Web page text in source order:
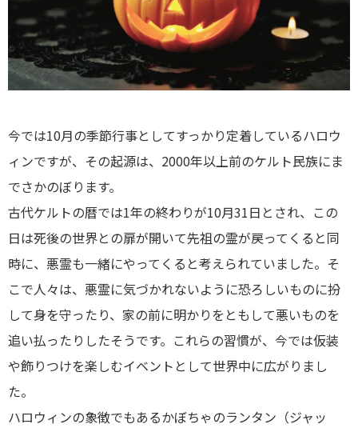
今では10月の季節行事としてすっかり定着しているハロウ
ィンですが、その起源は、2000年以上前のケルト民族にま
でさかのぼります。
古代ケルトの暦では1年の終わりが10月31日とされ、この
日は死後の世界との扉が開いて先祖の霊が戻ってくると同
時に、悪霊も一緒にやってくると考えられていました。そ
こで人々は、悪霊に気づかれないように恐ろしいものに扮
して身を守ったり、家の前に明かりをともして悪いものを
追い払ったりしたそうです。これらの習慣が、今では仮装
や飾りつけを楽しむイベントとして世界中に広がりまし
た。
ハロウィンの象徴でもあるかぼちゃのランタン（ジャッ